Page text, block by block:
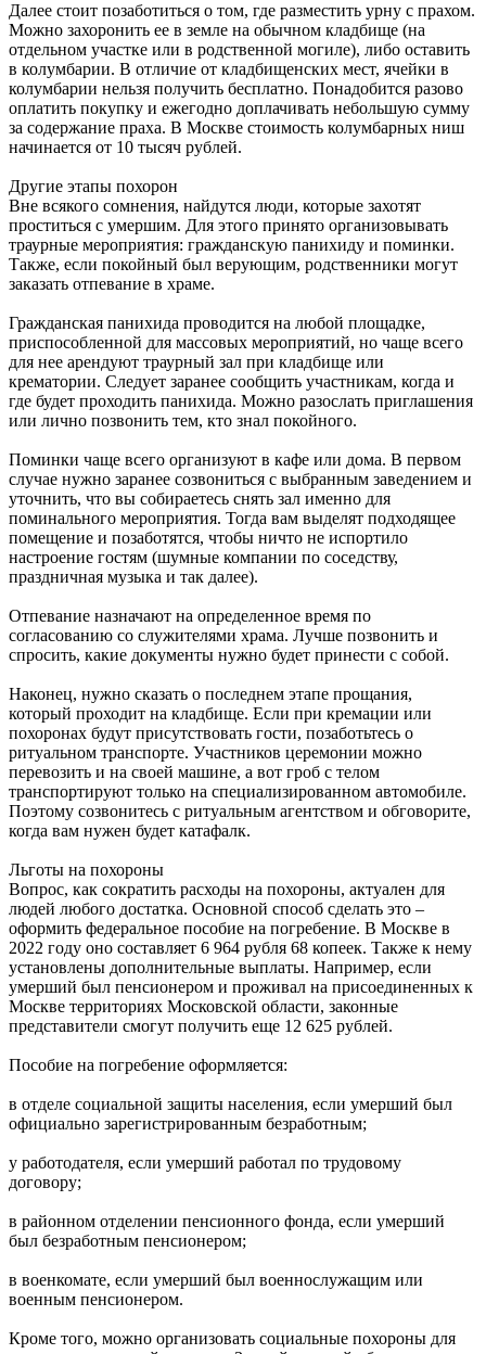
Далее стоит позаботиться о том, где разместить урну с прахом.
Можно захоронить ее в земле на обычном кладбище (на
отдельном участке или в родственной могиле), либо оставить
в колумбарии. В отличие от кладбищенских мест, ячейки в
колумбарии нельзя получить бесплатно. Понадобится разово
оплатить покупку и ежегодно доплачивать небольшую сумму
за содержание праха. В Москве стоимость колумбарных ниш
начинается от 10 тысяч рублей.
Другие этапы похорон
Вне всякого сомнения, найдутся люди, которые захотят
проститься с умершим. Для этого принято организовывать
траурные мероприятия: гражданскую панихиду и поминки.
Также, если покойный был верующим, родственники могут
заказать отпевание в храме.
Гражданская панихида проводится на любой площадке,
приспособленной для массовых мероприятий, но чаще всего
для нее арендуют траурный зал при кладбище или
крематории. Следует заранее сообщить участникам, когда и
где будет проходить панихида. Можно разослать приглашения
или лично позвонить тем, кто знал покойного.
Поминки чаще всего организуют в кафе или дома. В первом
случае нужно заранее созвониться с выбранным заведением и
уточнить, что вы собираетесь снять зал именно для
поминального мероприятия. Тогда вам выделят подходящее
помещение и позаботятся, чтобы ничто не испортило
настроение гостям (шумные компании по соседству,
праздничная музыка и так далее).
Отпевание назначают на определенное время по
согласованию со служителями храма. Лучше позвонить и
спросить, какие документы нужно будет принести с собой.
Наконец, нужно сказать о последнем этапе прощания,
который проходит на кладбище. Если при кремации или
похоронах будут присутствовать гости, позаботьтесь о
ритуальном транспорте. Участников церемонии можно
перевозить и на своей машине, а вот гроб с телом
транспортируют только на специализированном автомобиле.
Поэтому созвонитесь с ритуальным агентством и обговорите,
когда вам нужен будет катафалк.
Льготы на похороны
Вопрос, как сократить расходы на похороны, актуален для
людей любого достатка. Основной способ сделать это –
оформить федеральное пособие на погребение. В Москве в
2022 году оно составляет 6 964 рубля 68 копеек. Также к нему
установлены дополнительные выплаты. Например, если
умерший был пенсионером и проживал на присоединенных к
Москве территориях Московской области, законные
представители смогут получить еще 12 625 рублей.
Пособие на погребение оформляется:
в отделе социальной защиты населения, если умерший был
официально зарегистрированным безработным;
у работодателя, если умерший работал по трудовому
договору;
в районном отделении пенсионного фонда, если умерший
был безработным пенсионером;
в военкомате, если умерший был военнослужащим или
военным пенсионером.
Кроме того, можно организовать социальные похороны для